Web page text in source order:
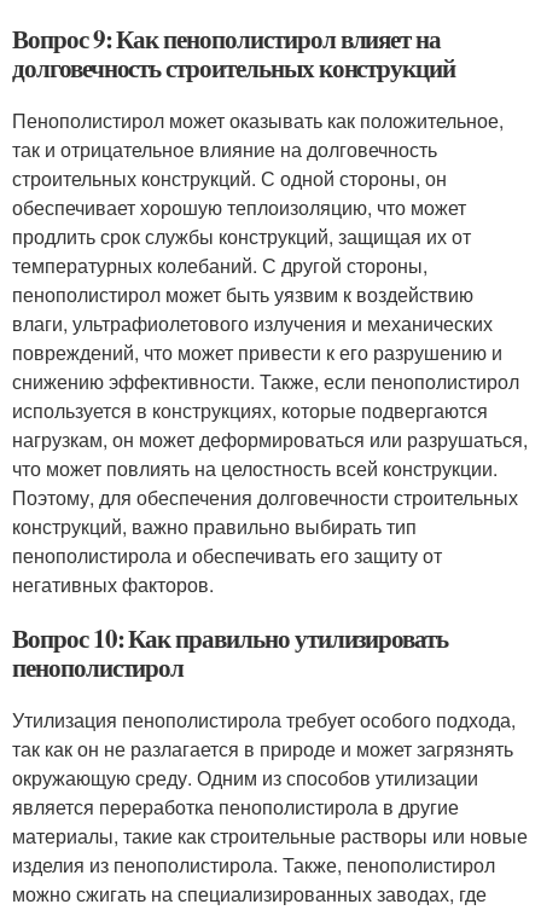
Вопрос 9: Как пенополистирол влияет на
долговечность строительных конструкций
Пенополистирол может оказывать как положительное,
так и отрицательное влияние на долговечность
строительных конструкций. С одной стороны, он
обеспечивает хорошую теплоизоляцию, что может
продлить срок службы конструкций, защищая их от
температурных колебаний. С другой стороны,
пенополистирол может быть уязвим к воздействию
влаги, ультрафиолетового излучения и механических
повреждений, что может привести к его разрушению и
снижению эффективности. Также, если пенополистирол
используется в конструкциях, которые подвергаются
нагрузкам, он может деформироваться или разрушаться,
что может повлиять на целостность всей конструкции.
Поэтому, для обеспечения долговечности строительных
конструкций, важно правильно выбирать тип
пенополистирола и обеспечивать его защиту от
негативных факторов.
Вопрос 10: Как правильно утилизировать
пенополистирол
Утилизация пенополистирола требует особого подхода,
так как он не разлагается в природе и может загрязнять
окружающую среду. Одним из способов утилизации
является переработка пенополистирола в другие
материалы, такие как строительные растворы или новые
изделия из пенополистирола. Также, пенополистирол
можно сжигать на специализированных заводах, где